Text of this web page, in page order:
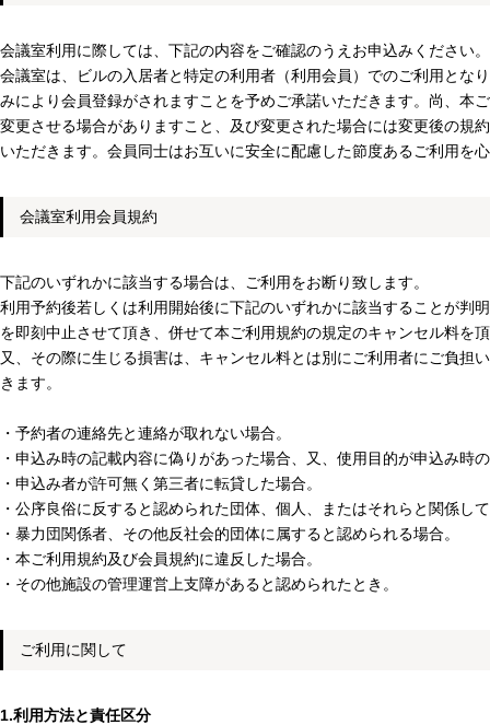
会議室利用に際しては、下記の内容をご確認のうえお申込みください。
会議室は、ビルの入居者と特定の利用者（利用会員）でのご利用とな
みにより会員登録がされますことを予めご承諾いただきます。尚、本
変更させる場合がありますこと、及び変更された場合には変更後の規
いただきます。会員同士はお互いに安全に配慮した節度あるご利用を
会議室利用会員規約
下記のいずれかに該当する場合は、ご利用をお断り致します。
利用予約後若しくは利用開始後に下記のいずれかに該当することが判
を即刻中止させて頂き、併せて本ご利用規約の規定のキャンセル料を
又、その際に生じる損害は、キャンセル料とは別にご利用者にご負担
きます。
・予約者の連絡先と連絡が取れない場合。
・申込み時の記載内容に偽りがあった場合、又、使用目的が申込み時
・申込み者が許可無く第三者に転貸した場合。
・公序良俗に反すると認められた団体、個人、またはそれらと関係し
・暴力団関係者、その他反社会的団体に属すると認められる場合。
・本ご利用規約及び会員規約に違反した場合。
・その他施設の管理運営上支障があると認められたとき。
ご利用に関して
1.利用方法と責任区分